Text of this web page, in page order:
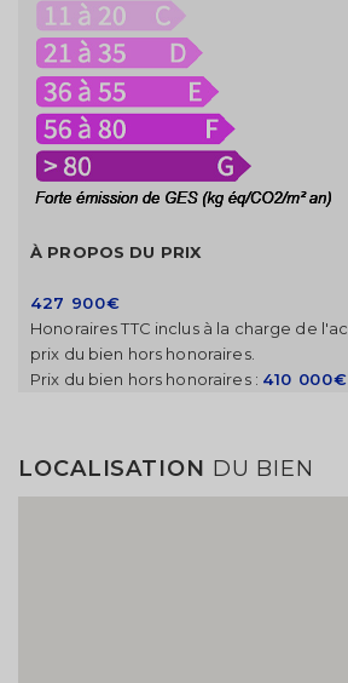
À PROPOS DU PRIX
427 900€
Honoraires TTC inclus à la charge de
prix du bien hors honoraires.
Prix du bien hors honoraires : 410 000€
LOCALISATION DU BIEN